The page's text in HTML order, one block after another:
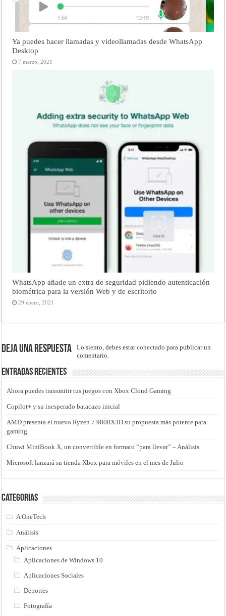
Ya puedes hacer llamadas y videollamadas desde WhatsApp
Desktop
7 marzo, 2021
WhatsApp añade un extra de seguridad pidiendo autenticación
biométrica para la versión Web y de escritorio
29 enero, 2021
Deja una respuesta Lo siento, debes estarconectado para publicar un
comentario.
Entradas recientes
Ahora puedes transmitir tus juegos con Xbox Cloud Gaming
Copilot+ y su inesperado batacazo inicial
AMD presenta el nuevo Ryzen 7 9800X3D su propuesta más potente para
gaming
Chuwi MiniBook X, un convertible en formato “para llevar” – Análisis
Microsoft lanzará su tienda Xbox para móviles en el mes de Julio
Categorias
A OneTech
Análisis
Aplicaciones
Aplicaciones de Windows 10
Aplicaciones Sociales
Deportes
Fotografía